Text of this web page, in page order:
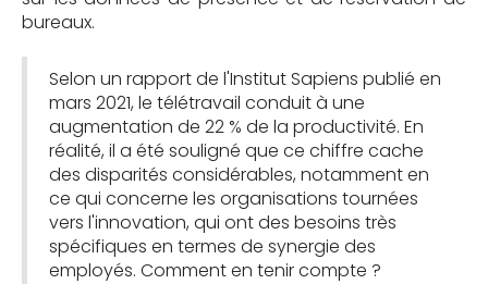
bureaux.
Selon un rapport de l'Institut Sapiens publié en
mars 2021, le télétravail conduit à une
augmentation de 22 % de la productivité. En
réalité, il a été souligné que ce chiffre cache
des disparités considérables, notamment en
ce qui concerne les organisations tournées
vers l'innovation, qui ont des besoins très
spécifiques en termes de synergie des
employés. Comment en tenir compte ?